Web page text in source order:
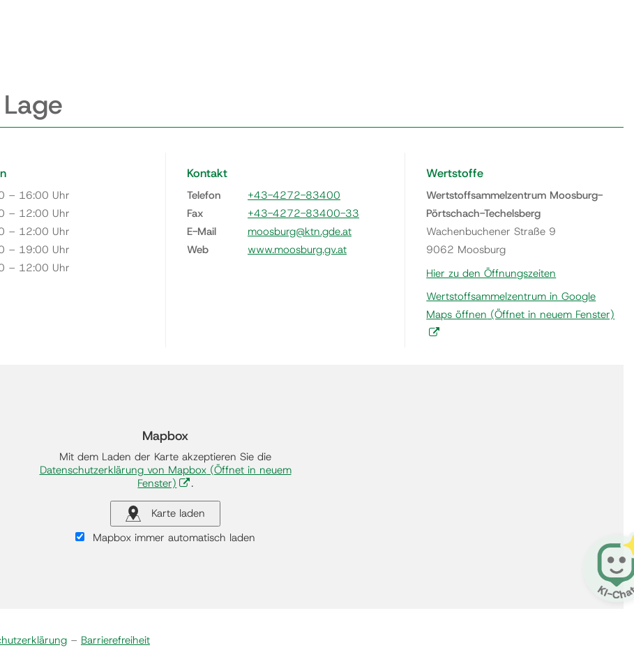
– 16:00 Uhr
– 12:00 Uhr
– 12:00 Uhr
– 19:00 Uhr
– 12:00 Uhr
Kontakt
Telefon
+43-4272-83400
Fax
+43-4272-83400-33
E-Mail
moosburg@ktn.gde.at
Web
www.moosburg.gv.at
Wertstoffe
Wertstoffsammelzentrum Moosburg-
Pörtschach-Techelsberg
Wachenbuchener Straße 9
9062 Moosburg
Hier zu den Öffnungszeiten
Wertstoffsammelzentrum in Google
Maps öffnen (Öffnet in neuem Fenster)
Mapbox
Mit dem Laden der Karte akzeptieren Sie die
Datenschutzerklärung von Mapbox(Öffnet in neuem
Fenster)
.
Karte laden
Mapbox immer automatisch laden
– Barrierefreiheit